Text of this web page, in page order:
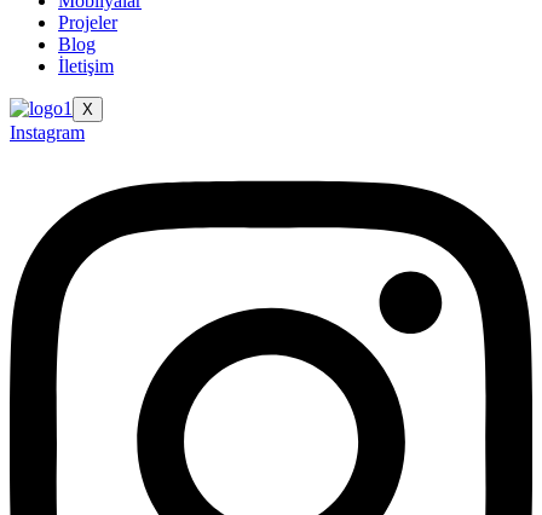
Projeler
Blog
İletişim
X
Instagram